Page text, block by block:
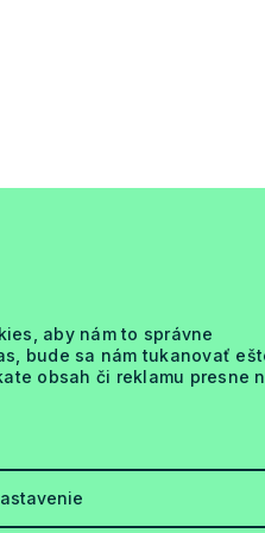
aby nám to správne
bude sa nám tukanovať
obsah či reklamu presne